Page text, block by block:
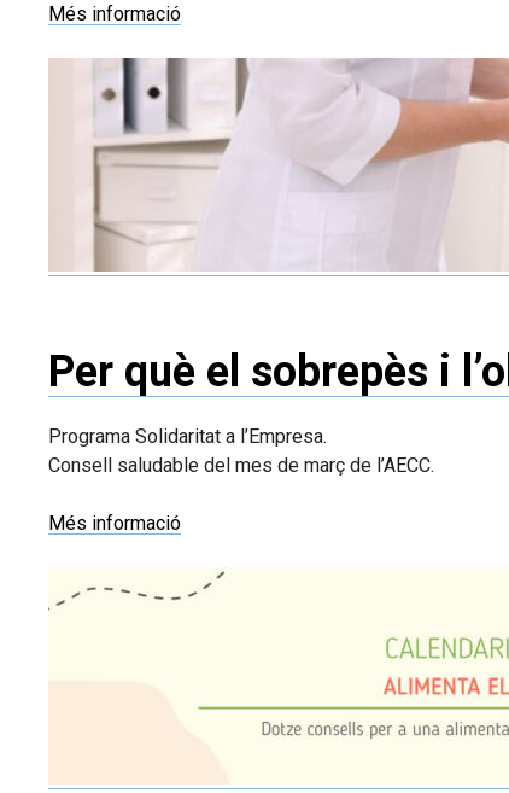
Més informació
Per què el sobrepès i
Programa Solidaritat a l’Empresa.
Consell saludable del mes de març de l’AECC.
Més informació